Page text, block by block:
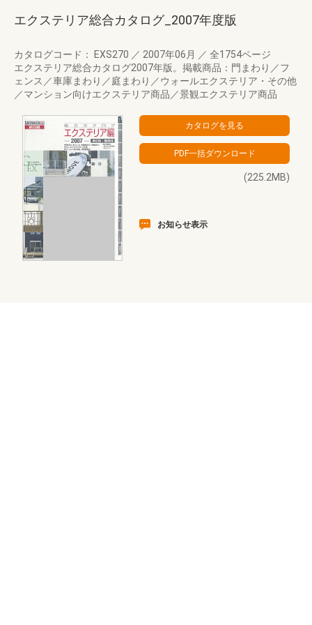
エクステリア総合カタログ_2007年度版
カタログコード： EXS270 ／ 2007年06月 ／ 全1754ページ
エクステリア総合カタログ2007年版。掲載商品：門まわり／フ
ェンス／車庫まわり／庭まわり／ウォールエクステリア・その他
／マンション向けエクステリア商品／景観エクステリア商品
(225.2MB)
お知らせ表示